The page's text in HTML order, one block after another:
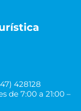
428128
de 7:00 a 21:00 –